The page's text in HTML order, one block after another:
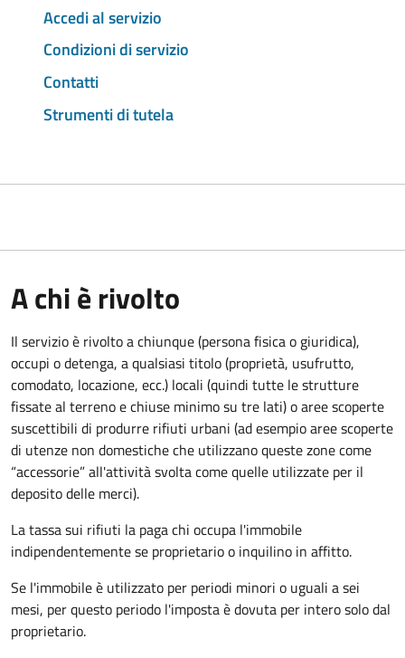
Accedi al servizio
Condizioni di servizio
Contatti
Strumenti di tutela
A chi è rivolto
Il servizio è rivolto a chiunque (persona fisica o giuridica),
occupi o detenga, a qualsiasi titolo (proprietà, usufrutto,
comodato, locazione, ecc.) locali (quindi tutte le strutture
fissate al terreno e chiuse minimo su tre lati) o aree scoperte
suscettibili di produrre rifiuti urbani (ad esempio aree scoperte
di utenze non domestiche che utilizzano queste zone come
“accessorie” all'attività svolta come quelle utilizzate per il
deposito delle merci).
La tassa sui rifiuti la paga chi occupa l'immobile
indipendentemente se proprietario o inquilino in affitto.
Se l'immobile è utilizzato per periodi minori o uguali a sei
mesi, per questo periodo l'imposta è dovuta per intero solo dal
proprietario.